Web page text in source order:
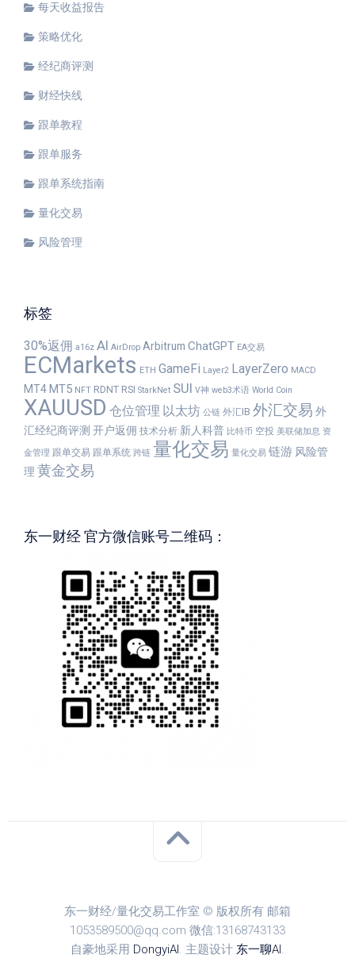
每天收益报告
策略优化
经纪商评测
财经快线
跟单教程
跟单服务
跟单系统指南
量化交易
风险管理
标签
30%返佣 a16z AI AirDrop Arbitrum ChatGPT EA交易
ECMarkets ETH GameFi Layer2 LayerZero MACD
MT4MT5 NFT RDNT RSI StarkNet SUI V神 web3术语 World Coin
XAUUSD 仓位管理 以太坊 公链 外汇IB 外汇交易 外
汇经纪商评测 开户返佣 技术分析 新人科普 比特币 空投 美联储加息 资
金管理 跟单交易 跟单系统 跨链 量化交易 量化交易 链游 风险管
理 黄金交易
东一财经 官方微信账号二维码：
东一财经/量化交易工作室 © 版权所有 邮箱
1053589500@qq.com 微信:13168743133
自豪地采用 DongyiAI. 主题设计 东一聊AI.